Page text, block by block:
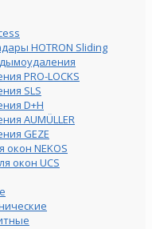
HOTRON Sliding
PRO-LOCKS
SLS
D+H
AUMÜLLER
GEZE
NEKOS
окон UСS